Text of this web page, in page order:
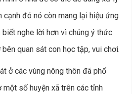
cạnh đó nó còn mang lại hiệu ứng
nghe lời hơn vì chúng ý thức
quan sát con học tập, vui chơi.
ở các vùng nông thôn đã phổ
số huyện xã trên các tỉnh